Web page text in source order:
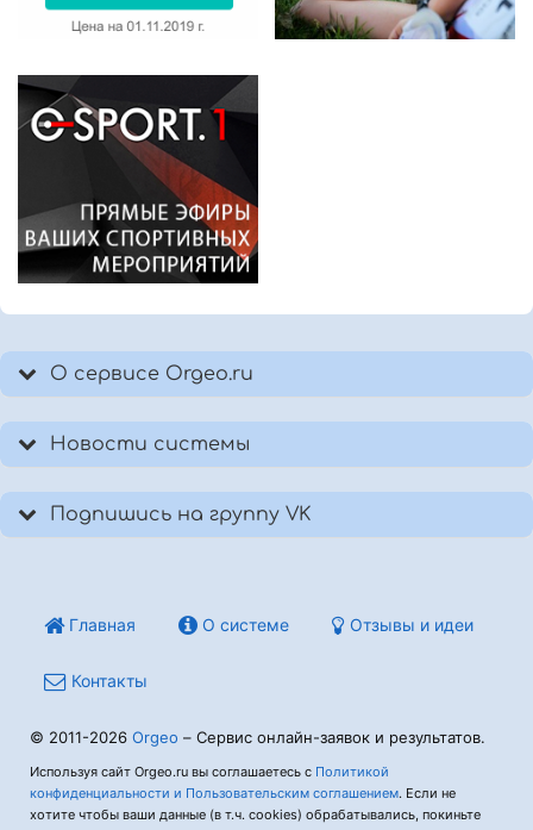
О сервисе Orgeo.ru
Новости системы
Подпишись на группу VK
Главная О системе Отзывы и идеи
Контакты
© 2011-2026 Orgeo – Сервис онлайн-заявок и результатов.
Используя сайт Orgeo.ru вы соглашаетесь с Политикой
конфиденциальности и Пользовательским соглашением. Если не
хотите чтобы ваши данные (в т.ч. cookies) обрабатывались, покиньте